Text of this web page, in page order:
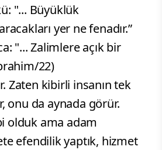
"... Büyüklük
yer ne fenadır.”
"... Zalimlere açık bir
22)
Zaten kibirli insanın tek
onu da aynada görür.
olduk ama adam
efendilik yaptık, hizmet